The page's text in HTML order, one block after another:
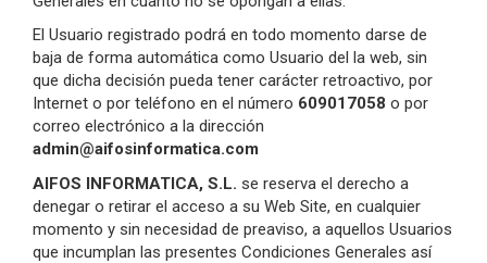
El Usuario registrado podrá en todo momento darse de
baja de forma automática como Usuario del la web, sin
que dicha decisión pueda tener carácter retroactivo, por
Internet o por teléfono en el número 609017058 o por
correo electrónico a la dirección
admin@aifosinformatica.com
AIFOS INFORMATICA, S.L. se reserva el derecho a
denegar o retirar el acceso a su Web Site, en cualquier
momento y sin necesidad de preaviso, a aquellos Usuarios
que incumplan las presentes Condiciones Generales así